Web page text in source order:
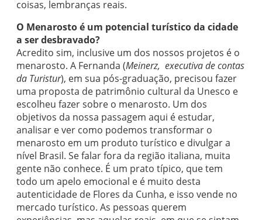
coisas, lembranças reais.
O Menarosto é um potencial turístico da cidade
a ser desbravado?
Acredito sim, inclusive um dos nossos projetos é o
menarosto. A Fernanda (Meinerz, executiva de contas
da Turistur), em sua pós-graduação, precisou fazer
uma proposta de patrimônio cultural da Unesco e
escolheu fazer sobre o menarosto. Um dos
objetivos da nossa passagem aqui é estudar,
analisar e ver como podemos transformar o
menarosto em um produto turístico e divulgar a
nível Brasil. Se falar fora da região italiana, muita
gente não conhece. É um prato típico, que tem
todo um apelo emocional e é muito desta
autenticidade de Flores da Cunha, e isso vende no
mercado turístico. As pessoas querem